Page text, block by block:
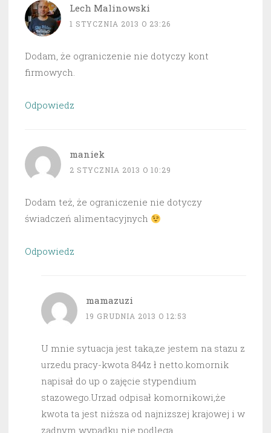
Lech Malinowski
1 STYCZNIA 2013 O 23:26
Dodam, że ograniczenie nie dotyczy kont
firmowych.
Odpowiedz
maniek
2 STYCZNIA 2013 O 10:29
Dodam też, że ograniczenie nie dotyczy
świadczeń alimentacyjnych
Odpowiedz
mamazuzi
19 GRUDNIA 2013 O 12:53
U mnie sytuacja jest taka,ze jestem na stazu z
urzedu pracy-kwota 844z ł netto.komornik
napisał do up o zajęcie stypendium
stazowego.Urzad odpisał komornikowi,że
kwota ta jest niższa od najnizszej krajowej i w
zadnym wypadku nie podlega